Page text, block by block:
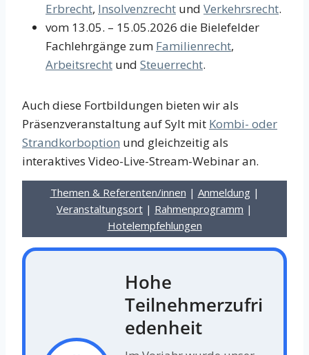
Erbrecht, Insolvenzrecht und Verkehrsrecht.
vom 13.05. – 15.05.2026 die Bielefelder
Fachlehrgänge zum Familienrecht,
Arbeitsrecht und Steuerrecht.
Auch diese Fortbildungen bieten wir als
Präsenzveranstaltung auf Sylt mit Kombi- oder
Strandkorboption und gleichzeitig als
interaktives Video-Live-Stream-Webinar an.
Themen & Referenten/innen | Anmeldung|
Veranstaltungsort | Rahmenprogramm |
Hotelempfehlungen
Hohe
Teilnehmerzufri
edenheit